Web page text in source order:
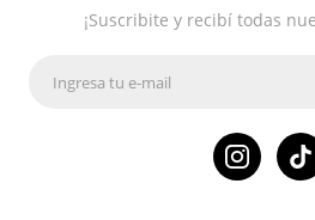
¡Suscribite y recibí todas
